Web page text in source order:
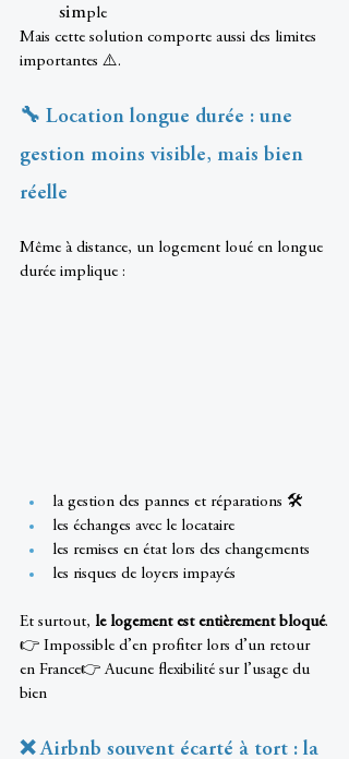
simple
Mais cette solution comporte aussi des limites
importantes ⚠️.
🔧 Location longue durée : une
gestion moins visible, mais bien
réelle
Même à distance, un logement loué en longue
durée implique :
la gestion des pannes et réparations 🛠️
les échanges avec le locataire
les remises en état lors des changements
les risques de loyers impayés
Et surtout, le logement est entièrement bloqué.
👉 Impossible d’en profiter lors d’un retour
en France👉 Aucune flexibilité sur l’usage du
bien
❌ Airbnb souvent écarté à tort : la